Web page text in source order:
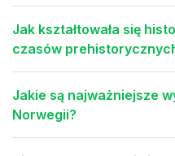
Jak kształtowała się
czasów
Jakie są najważniejsze
Norwegii?